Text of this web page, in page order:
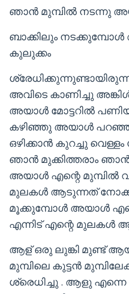
ഞാൻ മുമ്പിൽ നടന്നു
ബാക്കിലും
കുലുക്കം
അവിടെ കാണിച്ചു
അയാൾ മോട്ടറിൽ
കഴിഞ്ഞു അയാൾ പറഞ്ഞു
ഒഴിക്കാൻ കുറച്ചു
ഞാൻ മുക്കിത്തരാം
അയാൾ എന്റെ മുമ്പിൽ
മുലകൾ ആടുന്നത്
മൂക്കുമ്പോൾ അയാൾ
എന്നിട് എന്റെ മുലകൾ
ആള് ഒരു ലുങ്കി മുണ്ട്
മുമ്പിലെ കുട്ടൻ
ശ്രെധിച്ചു . ആളു